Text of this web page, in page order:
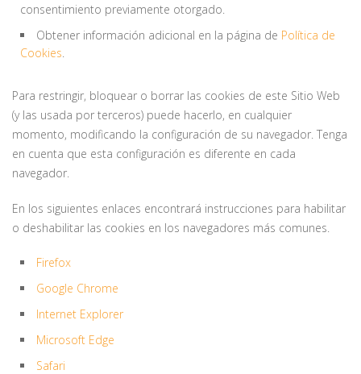
consentimiento previamente otorgado.
Obtener información adicional en la página de Política de
Cookies.
Para restringir, bloquear o borrar las cookies de este Sitio Web
(y las usada por terceros) puede hacerlo, en cualquier
momento, modificando la configuración de su navegador. Tenga
en cuenta que esta configuración es diferente en cada
navegador.
En los siguientes enlaces encontrará instrucciones para habilitar
o deshabilitar las cookies en los navegadores más comunes.
Firefox
Google Chrome
Internet Explorer
Microsoft Edge
Safari